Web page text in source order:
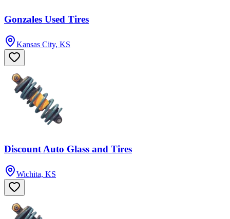
Gonzales Used Tires
Kansas City, KS
Discount Auto Glass and Tires
Wichita, KS